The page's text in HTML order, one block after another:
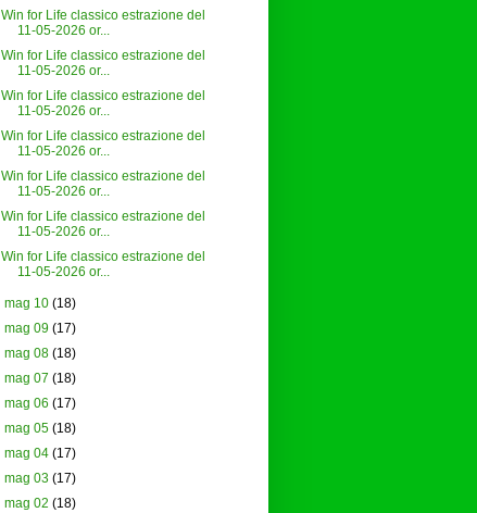
Win for Life classico estrazione del
11-05-2026 or...
Win for Life classico estrazione del
11-05-2026 or...
Win for Life classico estrazione del
11-05-2026 or...
Win for Life classico estrazione del
11-05-2026 or...
Win for Life classico estrazione del
11-05-2026 or...
Win for Life classico estrazione del
11-05-2026 or...
Win for Life classico estrazione del
11-05-2026 or...
mag 10 (18)
mag 09 (17)
mag 08 (18)
mag 07 (18)
mag 06 (17)
mag 05 (18)
mag 04 (17)
mag 03 (17)
mag 02 (18)